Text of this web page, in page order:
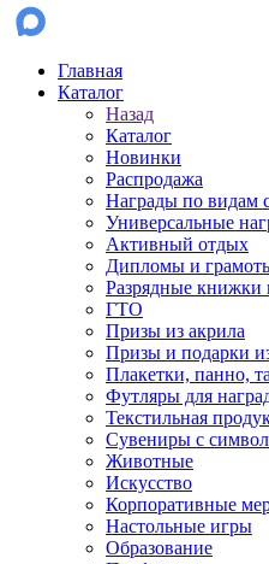
Главная
Каталог
Назад
Каталог
Новинки
Распродажа
Награды по видам
Универсальные
Активный отдых
Дипломы и
Разрядные книжки
ГТО
Призы из акрила
Призы и подарки
Плакетки, панно,
Футляры для
Текстильная
Сувениры с
Животные
Искусство
Корпоративные
Настольные игры
Образование